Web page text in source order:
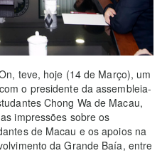
teve, hoje (14 de Março), um
o presidente da assembleia-
Chong Wa de Macau,
impressões sobre os
de Macau e os apoios na
da Grande Baía, entre